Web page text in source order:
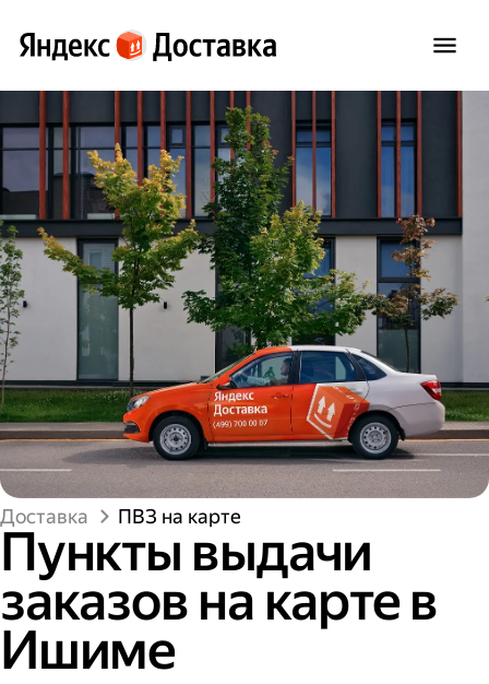
Доставка ПВЗ на карте
Пункты выдачи
заказов на карте в
Ишиме